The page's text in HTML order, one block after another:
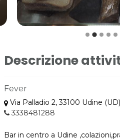
Descrizione
Fever
Via Palladio 2, 33100 Udine (UD)
3338481288
Bar in centro a Udine